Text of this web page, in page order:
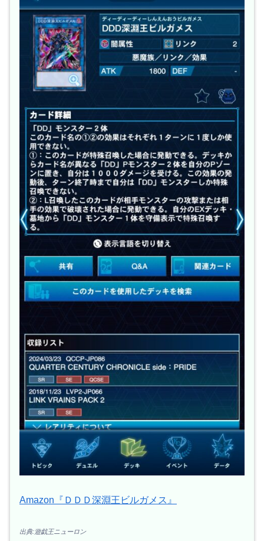
Amazon『ＤＤＤ深淵王ビルガメス』
出典:遊戯王ニューロン